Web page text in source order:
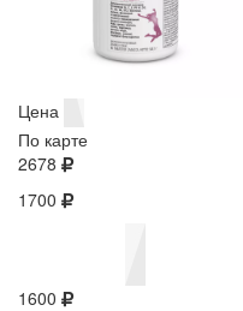
Цена
По карте
2678
1700
1600